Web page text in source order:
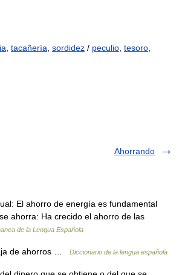
tacañería sordidez / peculio tesoro
Ahorrando
El ahorro de energía es fundamental
ahorra: Ha crecido el ahorro de las
de la Lengua Española
de ahorros … Diccionario de la lengua española